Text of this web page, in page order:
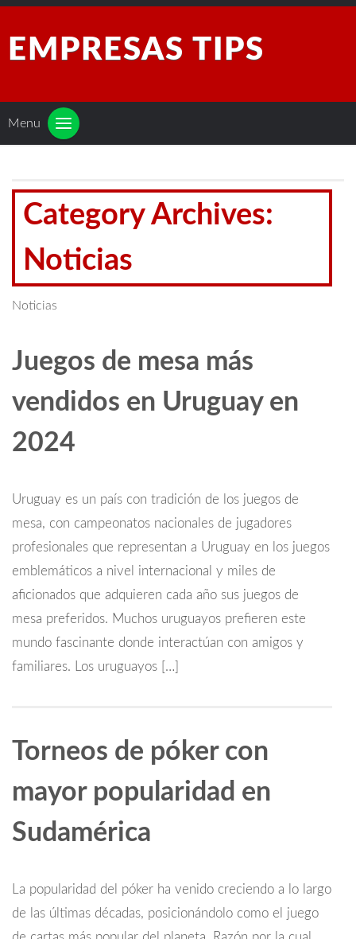
EMPRESAS TIPS
Menu
Category Archives:
Noticias
Noticias
Juegos de mesa más
vendidos en Uruguay en
2024
Uruguay es un país con tradición de los juegos de
mesa, con campeonatos nacionales de jugadores
profesionales que representan a Uruguay en los juegos
emblemáticos a nivel internacional y miles de
aficionados que adquieren cada año sus juegos de
mesa preferidos. Muchos uruguayos prefieren este
mundo fascinante donde interactúan con amigos y
familiares. Los uruguayos […]
Torneos de póker con
mayor popularidad en
Sudamérica
La popularidad del póker ha venido creciendo a lo largo
de las últimas décadas, posicionándolo como el juego